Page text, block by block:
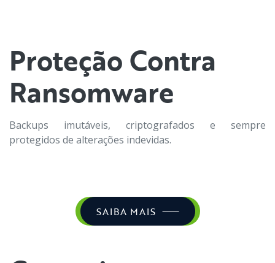
Proteção Contra
Ransomware
Backups imutáveis, criptografados e sempre
protegidos de alterações indevidas.
SAIBA MAIS